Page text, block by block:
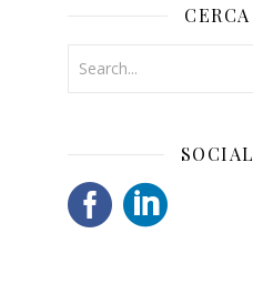
CERCA
SOCIAL